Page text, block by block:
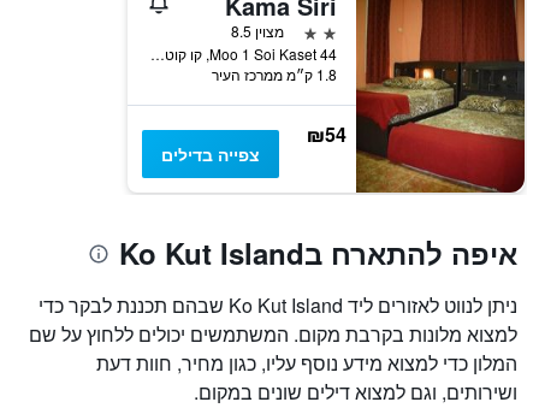
2 כוכבים
מצוין 8.5
44 Moo 1 Soi Kaset, קו קוט, תאילנד
1.8 ק״מ ממרכז העיר
₪54
צפייה בדילים
איפה להתארח בKo Kut Island
ניתן לנווט לאזורים ליד Ko Kut Island שבהם תכננת לבקר כדי
למצוא מלונות בקרבת מקום. המשתמשים יכולים ללחוץ על שם
המלון כדי למצוא מידע נוסף עליו, כגון מחיר, חוות דעת
ושירותים, וגם למצוא דילים שונים במקום.